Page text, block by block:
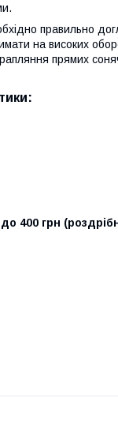
правильно
на високих
прямих
400 грн